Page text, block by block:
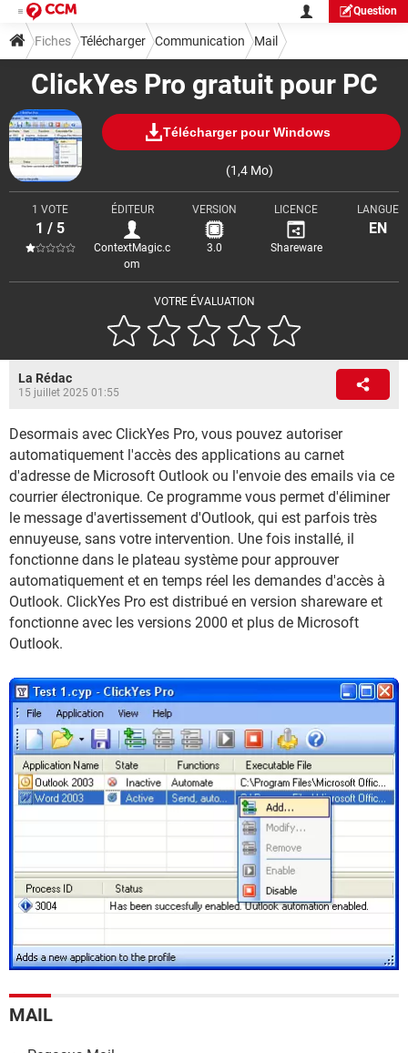
Question
ClickYes Pro gratuit pour PC
Télécharger pour Windows
(1,4 Mo)
VOTRE ÉVALUATION
1 VOTE
1 / 5
ÉDITEUR
ContextMagic.c
om
VERSION
3.0
LICENCE
Shareware
LANGUE
EN
Fiches Télécharger Communication Mail
La Rédac
15 juillet 2025 01:55
Desormais avec ClickYes Pro, vous pouvez autoriser
automatiquement l'accès des applications au carnet
d'adresse de Microsoft Outlook ou l'envoie des emails via ce
courrier électronique. Ce programme vous permet d'éliminer
le message d'avertissement d'Outlook, qui est parfois très
ennuyeuse, sans votre intervention. Une fois installé, il
fonctionne dans le plateau système pour approuver
automatiquement et en temps réel les demandes d'accès à
Outlook. ClickYes Pro est distribué en version shareware et
fonctionne avec les versions 2000 et plus de Microsoft
Outlook.
MAIL